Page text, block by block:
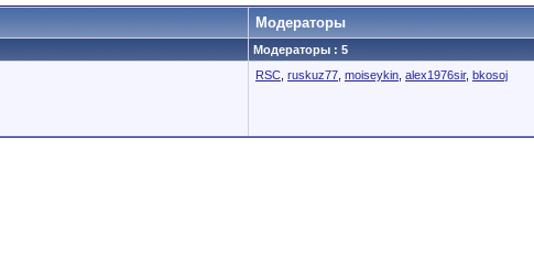
Модераторы
Модераторы : 5
RSC ruskuz77 moiseykin alex1976sir, bkosoj